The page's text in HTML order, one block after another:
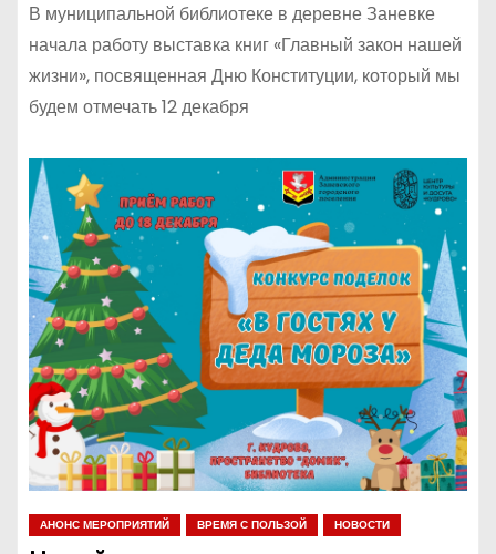
В муниципальной библиотеке в деревне Заневке
начала работу выставка книг «Главный закон нашей
жизни», посвященная Дню Конституции, который мы
будем отмечать 12 декабря
АНОНС МЕРОПРИЯТИЙ ВРЕМЯ С ПОЛЬЗОЙ НОВОСТИ